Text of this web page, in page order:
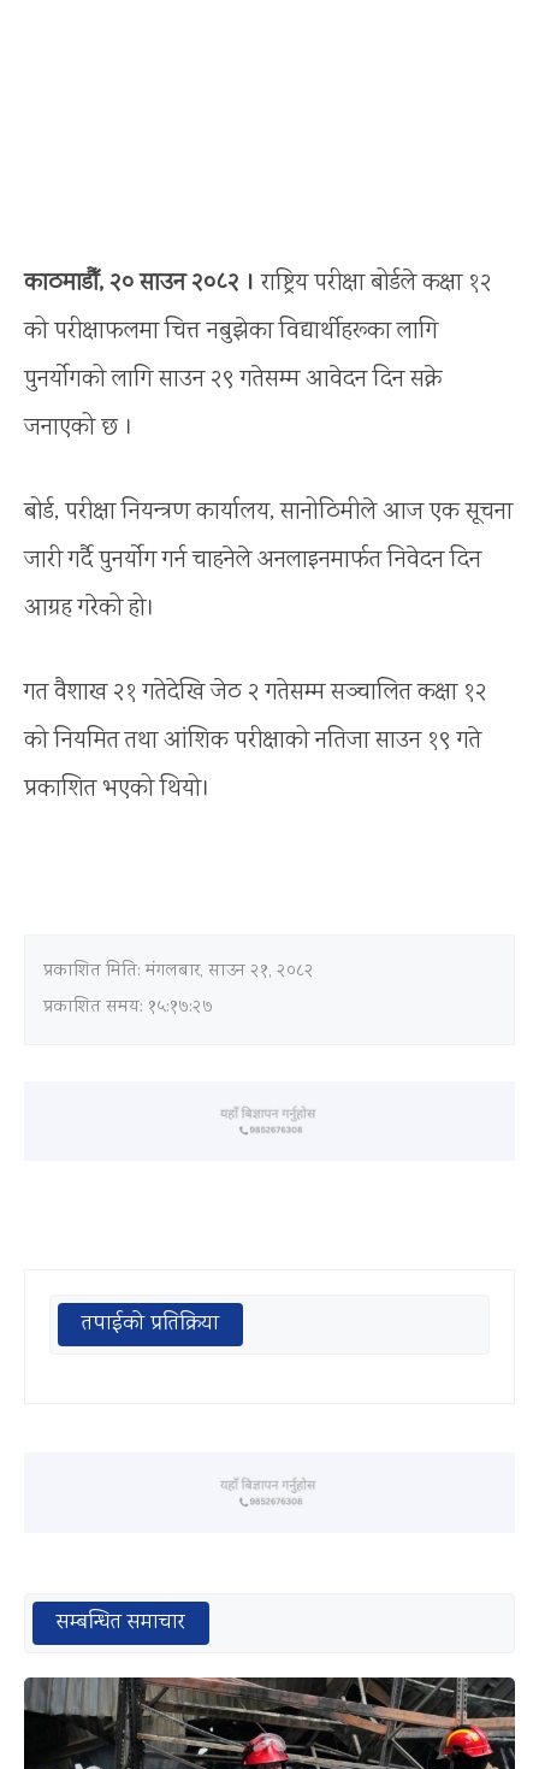
काठमाडौँ, २० साउन २०८२ । राष्ट्रिय परीक्षा बोर्डले कक्षा १२
को परीक्षाफलमा चित्त नबुझेका विद्यार्थीहरूका लागि
पुनर्योगको लागि साउन २९ गतेसम्म आवेदन दिन सक्ने
जनाएको छ ।
बोर्ड, परीक्षा नियन्त्रण कार्यालय, सानोठिमीले आज एक सूचना
जारी गर्दै पुनर्योग गर्न चाहनेले अनलाइनमार्फत निवेदन दिन
आग्रह गरेको हो।
गत वैशाख २१ गतेदेखि जेठ २ गतेसम्म सञ्चालित कक्षा १२
को नियमित तथा आंशिक परीक्षाको नतिजा साउन १९ गते
प्रकाशित भएको थियो।
प्रकाशित मिति:मंगलबार, साउन २१, २०८२
प्रकाशित समय: १५:१७:२७
तपाईको प्रतिक्रिया
सम्बन्धित समाचार